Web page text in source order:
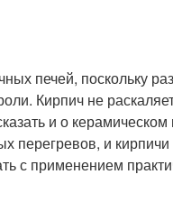
печей, поскольку
Кирпич не
и о керамическом
перегревов, и
с применением